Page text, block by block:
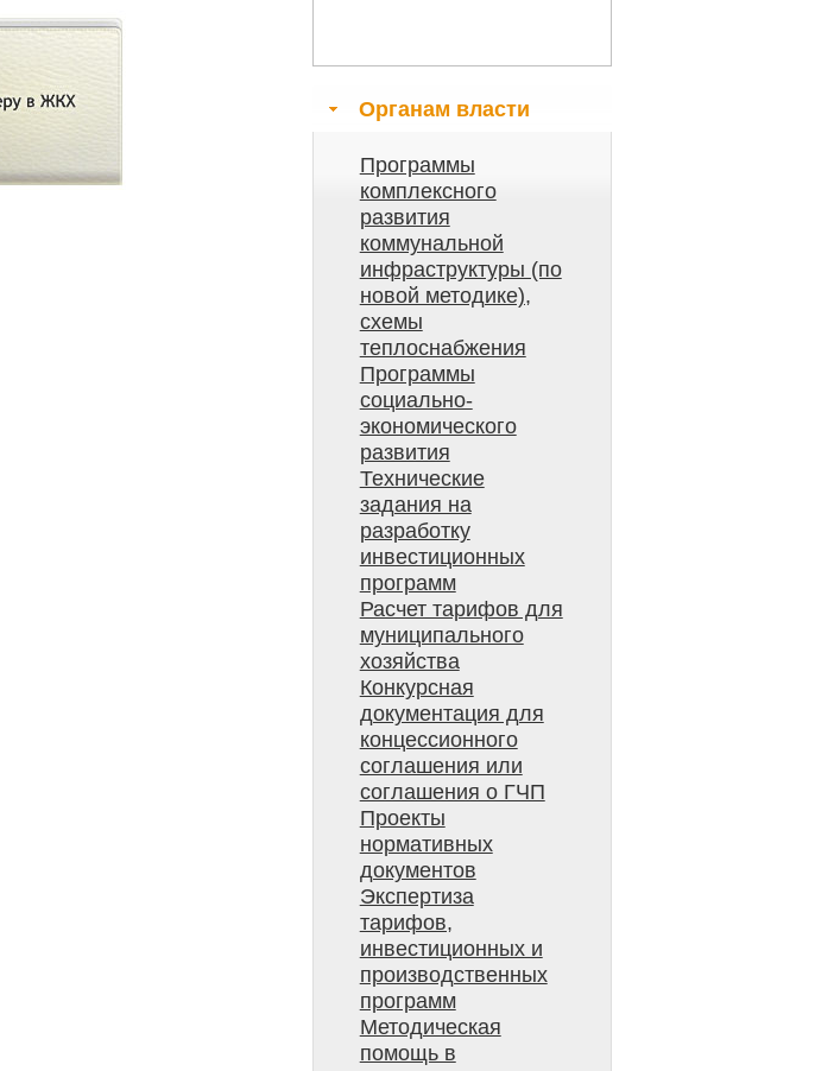
Органам власти
Программы
комплексного
развития
коммунальной
инфраструктуры (по
новой методике),
схемы
теплоснабжения
Программы
социально-
экономического
развития
Технические
задания на
разработку
инвестиционных
программ
Расчет тарифов для
муниципального
хозяйства
Конкурсная
документация для
концессионного
соглашения или
соглашения о ГЧП
Проекты
нормативных
документов
Экспертиза
тарифов,
инвестиционных и
производственных
программ
Методическая
помощь в